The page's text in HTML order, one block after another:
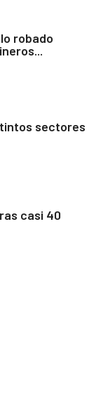
robado
sectores
casi 40